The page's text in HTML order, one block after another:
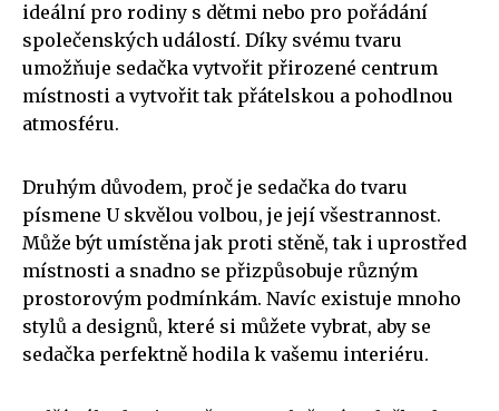
ideální pro rodiny s dětmi nebo pro pořádání
společenských událostí. Díky svému tvaru
umožňuje sedačka vytvořit přirozené centrum
místnosti a vytvořit tak přátelskou a pohodlnou
atmosféru.
Druhým důvodem, proč je sedačka do tvaru
písmene U skvělou volbou, je její všestrannost.
Může být umístěna jak proti stěně, tak i uprostřed
místnosti a snadno se přizpůsobuje různým
prostorovým podmínkám. Navíc existuje mnoho
stylů a designů, které si můžete vybrat, aby se
sedačka perfektně hodila k vašemu interiéru.